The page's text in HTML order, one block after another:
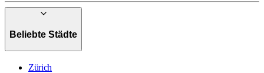
Beliebte Städte
Zürich